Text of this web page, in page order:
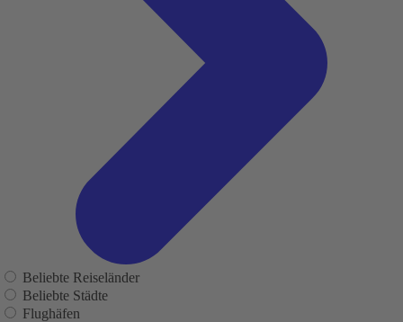
Beliebte Reiseländer
Beliebte Städte
Flughäfen